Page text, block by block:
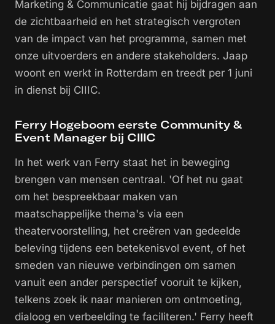
Marketing & Communicatie gaat hij bijdragen aan
de zichtbaarheid en het strategisch vergroten
van de impact van het programma, samen met
onze uitvoerders en andere stakeholders. Jaap
woont en werkt in Rotterdam en treedt per 1 juni
in dienst bij CIIIC.
Ferry Hogeboom eerste Community &
Event Manager bij CIIIC
In het werk van Ferry staat het in beweging
brengen van mensen centraal. 'Of het nu gaat
om het bespreekbaar maken van
maatschappelijke thema's via een
theatervoorstelling, het creëren van gedeelde
beleving tijdens een betekenisvol event, of het
smeden van nieuwe verbindingen om samen
vanuit een ander perspectief vooruit te kijken,
telkens zoek ik naar manieren om ontmoeting,
dialoog en verbeelding te faciliteren.' Ferry heeft